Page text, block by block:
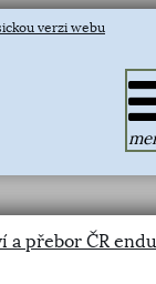
verzi webu
a přebor ČR